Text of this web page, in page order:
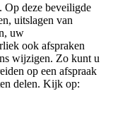
deze beveiligde
uitslagen van
uw
ook afspraken
wijzigen. Zo kunt u
op een afspraak
delen. Kijk op: